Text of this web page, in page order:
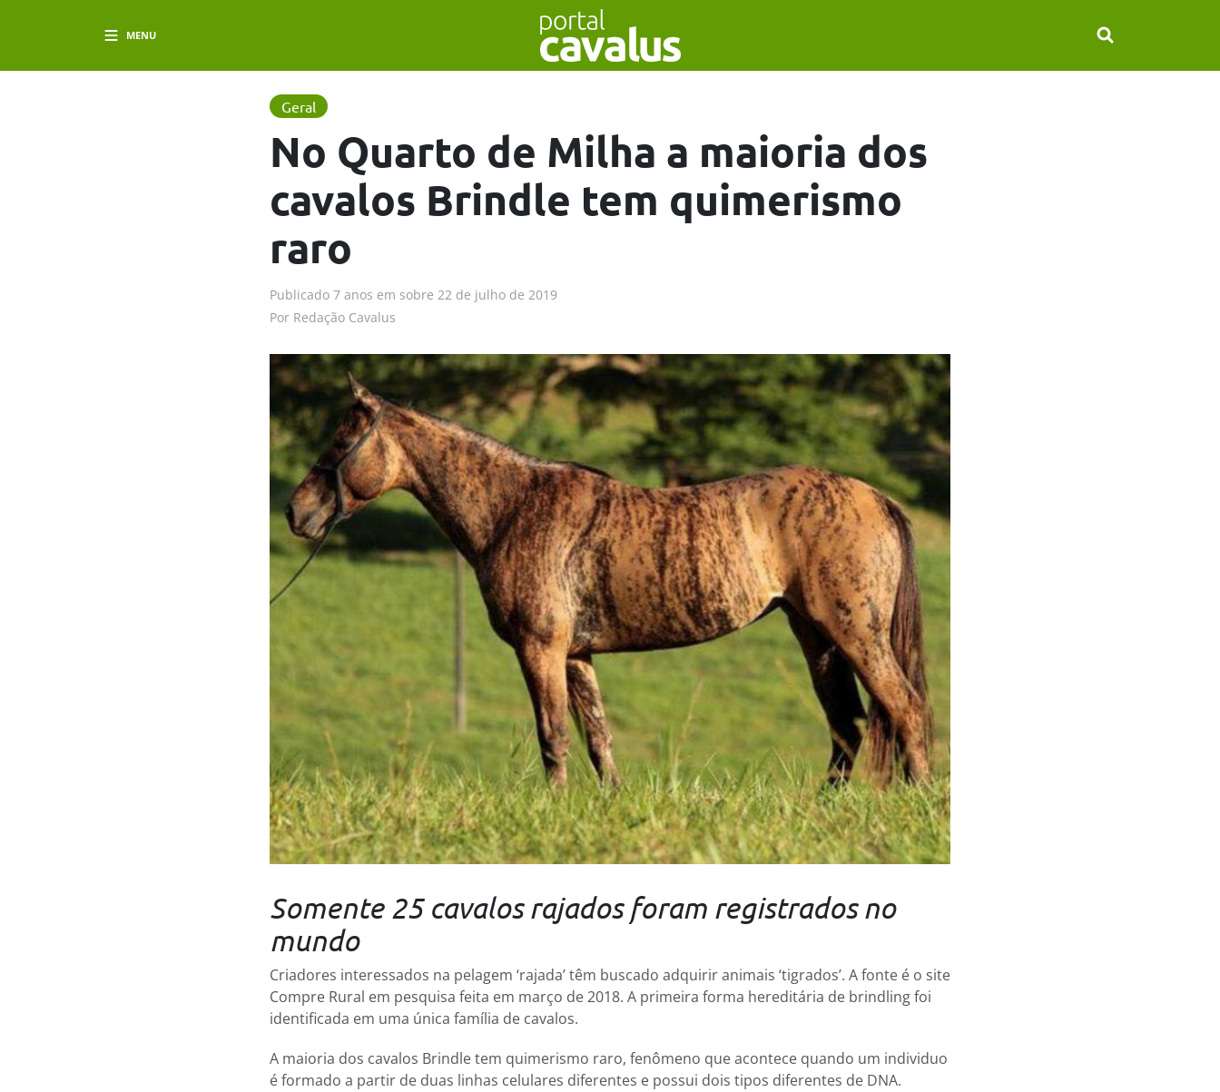
MENU
Geral
No Quarto de Milha a maioria dos
cavalos Brindle tem quimerismo
raro
Publicado 7 anos em sobre 22 de julho de 2019
Por Redação Cavalus
Somente 25 cavalos rajados foram registrados no
mundo
Criadores interessados na pelagem ‘rajada’ têm buscado adquirir animais ‘tigrados’. A fonte é o site
Compre Rural em pesquisa feita em março de 2018. A primeira forma hereditária de brindling foi
identificada em uma única família de cavalos.
A maioria dos cavalos Brindle tem quimerismo raro, fenômeno que acontece quando um individuo
é formado a partir de duas linhas celulares diferentes e possui dois tipos diferentes de DNA.